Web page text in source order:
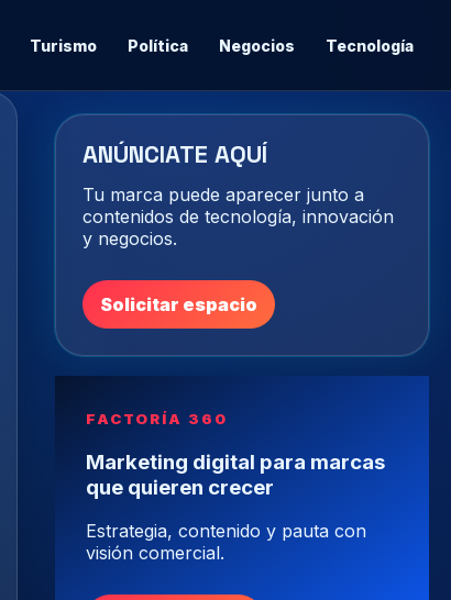
Turismo Política Negocios Tecnología
ANÚNCIATE AQUÍ
Tu marca puede aparecer junto a
contenidos de tecnología, innovación
y negocios.
Solicitar espacio
FACTORÍA 360
Marketing digital para marcas
que quieren crecer
Estrategia, contenido y pauta con
visión comercial.